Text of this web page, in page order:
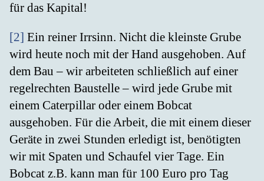
für das Kapital!
[2] Ein reiner Irrsinn. Nicht die kleinste Grube
wird heute noch mit der Hand ausgehoben. Auf
dem Bau – wir arbeiteten schließlich auf einer
regelrechten Baustelle – wird jede Grube mit
einem Caterpillar oder einem Bobcat
ausgehoben. Für die Arbeit, die mit einem dieser
Geräte in zwei Stunden erledigt ist, benötigten
wir mit Spaten und Schaufel vier Tage. Ein
Bobcat z.B. kann man für 100 Euro pro Tag